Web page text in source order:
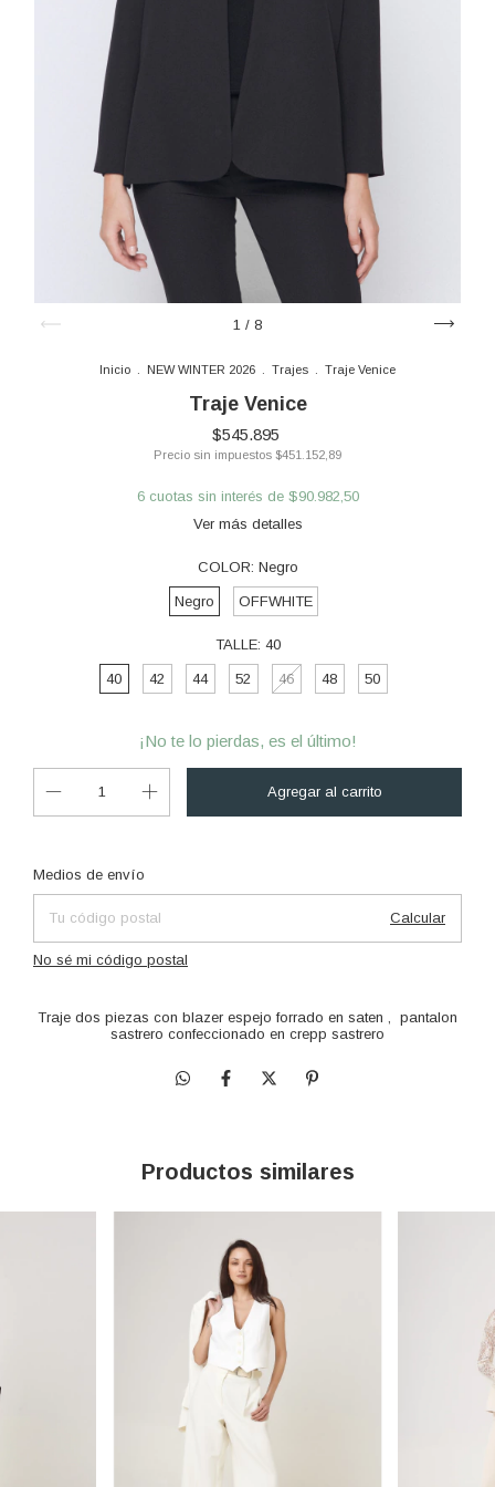
1 / 8
Inicio NEW WINTER 2026 Trajes Traje Venice
Traje Venice
$545.895
Precio sin impuestos $451.152,89
6 cuotas sin interés de $90.982,50
Ver más detalles
COLOR: Negro
Negro OFFWHITE
TALLE: 40
40 42 44 52 46 48 50
¡No te lo pierdas, es el último!
Entregas para el CP:
Medios de envío
Calcular
No sé mi código postal
Traje dos piezas con blazer espejo forrado en saten , pantalon
sastrero confeccionado en crepp sastrero
Productos similares